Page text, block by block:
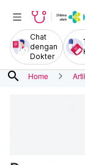
Chat
dengan
Dokter
search Home